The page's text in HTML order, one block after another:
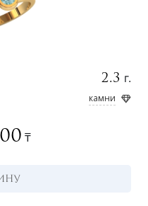
2.3 г.
камни
₸